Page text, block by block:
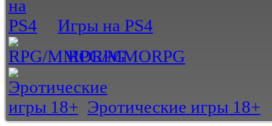
Игры на PS4
RPG/MMORPG
Эротические игры 18+